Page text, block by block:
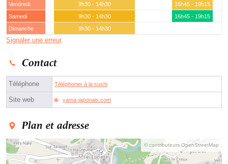
Vendredi
9h30 - 14h30
16h45 - 19h15
Samedi
9h30 - 14h30
16h45 - 19h15
Dimanche
9h30 - 14h30
Signaler une erreur
Contact
Téléphone Téléphoner à la sushi
Site web yama-japonais.com
Plan et adresse
© contributeurs OpenStreetMap